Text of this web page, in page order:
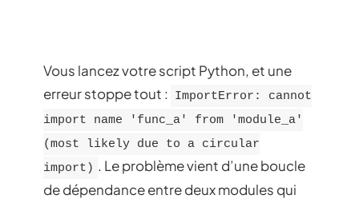
Vous lancez votre script Python, et une
erreur stoppe tout :
ImportError: cannot
import name 'func_a' from 'module_a'
(most likely due to a circular
import) . Le problème vient d’une boucle
de dépendance entre deux modules qui